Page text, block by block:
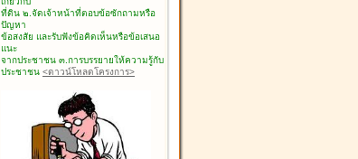
ที่ดิน ๒.จัดเจ้าหน้าที่ตอบข้อซักถามหรือ
ปัญหา
ข้อสงสัย และรับฟังข้อคิดเห็นหรือข้อเสนอ
แนะ
จากประชาชน ๓.การบรรยายให้ความรู้กับ
ประชาชน <ดาวน์โหลดโครงการ>